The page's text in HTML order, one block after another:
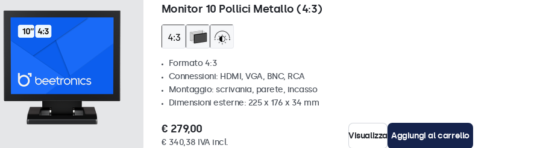
Monitor 10 Pollici Metallo (4:3)
Formato 4:3
Connessioni: HDMI, VGA, BNC, RCA
Montaggio: scrivania, parete, incasso
Dimensioni esterne: 225 x 176 x 34 mm
€ 279,00
€ 340,38 IVA incl.
Visualizza Aggiungi al carrello